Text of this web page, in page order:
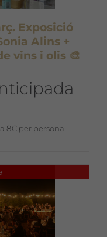
Exposició
Alins +
vins i olis 🎨
8€ per persona